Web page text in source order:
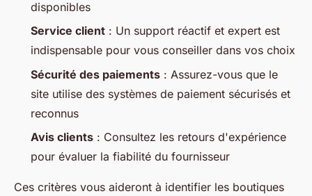
disponibles
Service client : Un support réactif et expert est
indispensable pour vous conseiller dans vos choix
Sécurité des paiements : Assurez-vous que le
site utilise des systèmes de paiement sécurisés et
reconnus
Avis clients : Consultez les retours d'expérience
pour évaluer la fiabilité du fournisseur
Ces critères vous aideront à identifier les boutiques